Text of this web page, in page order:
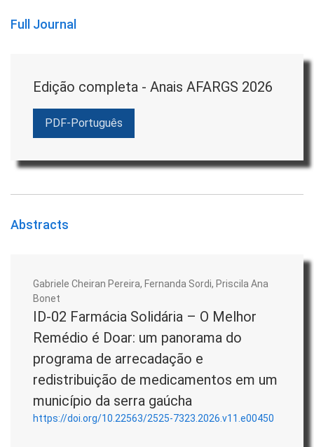
Full Journal
Edição completa - Anais AFARGS 2026
PDF-Português
Abstracts
Gabriele Cheiran Pereira, Fernanda Sordi, Priscila Ana
Bonet
ID-02 Farmácia Solidária – O Melhor
Remédio é Doar: um panorama do
programa de arrecadação e
redistribuição de medicamentos em um
município da serra gaúcha
https://doi.org/10.22563/2525-7323.2026.v11.e00450